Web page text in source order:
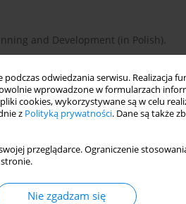
odwiedzania serwisu. Realizacja
wprowadzone w formularzach
cookies, wykorzystywane są w celu
z Polityką prywatności. Dane są także
przeglądarce. Ograniczenie
Nie zgadzam się
and Development (in Polish).
(in Polish).
access to information about the
environmental impact assessment